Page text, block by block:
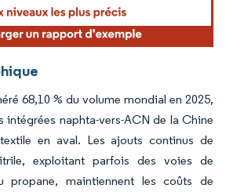
68,10 % du volume mondial en 2025,
intégrées naphta-vers-ACN de la Chine
en aval. Les ajouts continus de
exploitant parfois des voies de
propane, maintiennent les coûts de